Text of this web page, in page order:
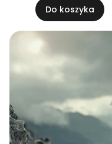
Do koszyka